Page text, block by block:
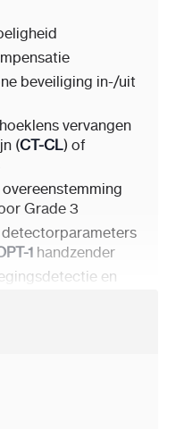
beveiliging in-/uit
vervangen
(CT-CL) of
Grade 3
1 handzender
en
het openen van